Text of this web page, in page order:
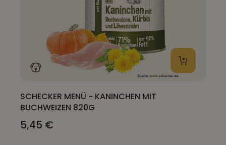
SCHECKER MENÜ - KANINCHEN MIT
BUCHWEIZEN 820G
5,45 €